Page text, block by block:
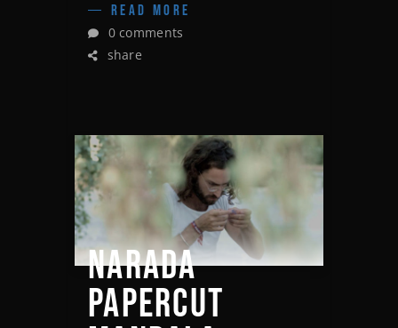
READ MORE
0 comments
share
NARADA
PAPERCUT